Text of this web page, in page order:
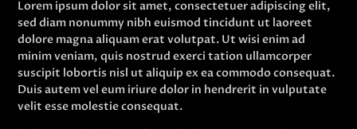
Lorem ipsum dolor sit amet, consectetuer adipiscing elit,
sed diam nonummy nibh euismod tincidunt ut laoreet
dolore magna aliquam erat volutpat. Ut wisi enim ad
minim veniam, quis nostrud exerci tation ullamcorper
suscipit lobortis nisl ut aliquip ex ea commodo consequat.
Duis autem vel eum iriure dolor in hendrerit in vulputate
velit esse molestie consequat.